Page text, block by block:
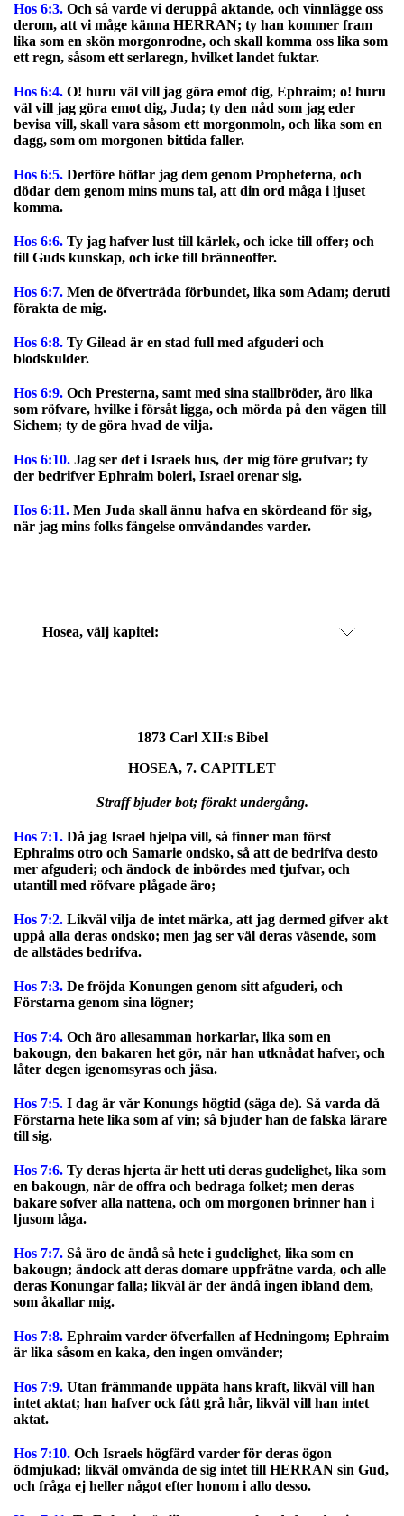
Hos 6:3. Och så varde vi deruppå aktande, och vinnlägge oss
derom, att vi måge känna HERRAN; ty han kommer fram
lika som en skön morgonrodne, och skall komma oss lika som
ett regn, såsom ett serlaregn, hvilket landet fuktar.
Hos 6:4. O! huru väl vill jag göra emot dig, Ephraim; o! huru
väl vill jag göra emot dig, Juda; ty den nåd som jag eder
bevisa vill, skall vara såsom ett morgonmoln, och lika som en
dagg, som om morgonen bittida faller.
Hos 6:5. Derföre höflar jag dem genom Propheterna, och
dödar dem genom mins muns tal, att din ord måga i ljuset
komma.
Hos 6:6. Ty jag hafver lust till kärlek, och icke till offer; och
till Guds kunskap, och icke till bränneoffer.
Hos 6:7. Men de öfverträda förbundet, lika som Adam; deruti
förakta de mig.
Hos 6:8. Ty Gilead är en stad full med afguderi och
blodskulder.
Hos 6:9. Och Presterna, samt med sina stallbröder, äro lika
som röfvare, hvilke i försåt ligga, och mörda på den vägen till
Sichem; ty de göra hvad de vilja.
Hos 6:10. Jag ser det i Israels hus, der mig före grufvar; ty
der bedrifver Ephraim boleri, Israel orenar sig.
Hos 6:11. Men Juda skall ännu hafva en skördeand för sig,
när jag mins folks fängelse omvändandes varder.
Hosea, välj kapitel:
1873 Carl XII:s Bibel
HOSEA, 7. CAPITLET
Straff bjuder bot; förakt undergång.
Hos 7:1. Då jag Israel hjelpa vill, så finner man först
Ephraims otro och Samarie ondsko, så att de bedrifva desto
mer afguderi; och ändock de inbördes med tjufvar, och
utantill med röfvare plågade äro;
Hos 7:2. Likväl vilja de intet märka, att jag dermed gifver akt
uppå alla deras ondsko; men jag ser väl deras väsende, som
de allstädes bedrifva.
Hos 7:3. De fröjda Konungen genom sitt afguderi, och
Förstarna genom sina lögner;
Hos 7:4. Och äro allesamman horkarlar, lika som en
bakougn, den bakaren het gör, när han utknådat hafver, och
låter degen igenomsyras och jäsa.
Hos 7:5. I dag är vår Konungs högtid (säga de). Så varda då
Förstarna hete lika som af vin; så bjuder han de falska lärare
till sig.
Hos 7:6. Ty deras hjerta är hett uti deras gudelighet, lika som
en bakougn, när de offra och bedraga folket; men deras
bakare sofver alla nattena, och om morgonen brinner han i
ljusom låga.
Hos 7:7. Så äro de ändå så hete i gudelighet, lika som en
bakougn; ändock att deras domare uppfrätne varda, och alle
deras Konungar falla; likväl är der ändå ingen ibland dem,
som åkallar mig.
Hos 7:8. Ephraim varder öfverfallen af Hedningom; Ephraim
är lika såsom en kaka, den ingen omvänder;
Hos 7:9. Utan främmande uppäta hans kraft, likväl vill han
intet aktat; han hafver ock fått grå hår, likväl vill han intet
aktat.
Hos 7:10. Och Israels högfärd varder för deras ögon
ödmjukad; likväl omvända de sig intet till HERRAN sin Gud,
och fråga ej heller något efter honom i allo desso.